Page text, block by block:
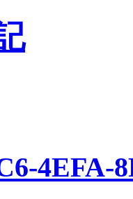
4EFA-